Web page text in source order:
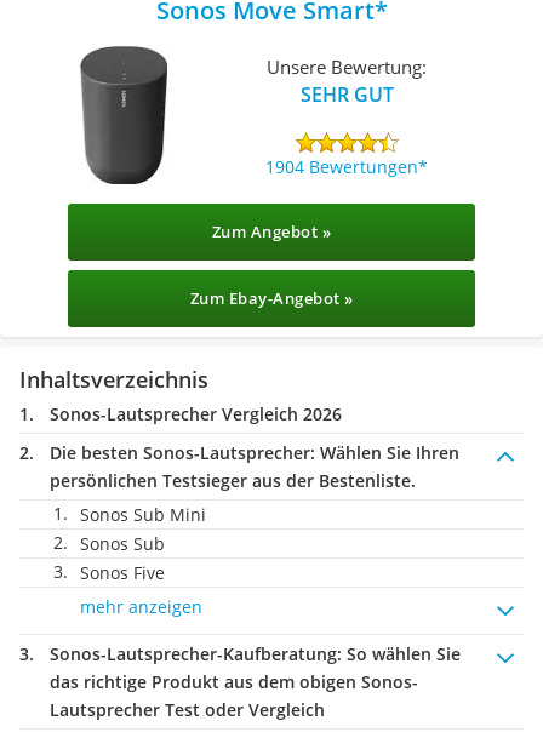
Sonos Move Smart
Unsere Bewertung:
SEHR GUT
1904 Bewertungen
Zum Angebot »
Zum Ebay-Angebot »
Inhaltsverzeichnis
Sonos-Lautsprecher Vergleich 2026
Die besten Sonos-Lautsprecher: Wählen Sie Ihren
persönlichen Testsieger aus der Bestenliste.
Sonos Sub Mini
Sonos Sub
Sonos Five
mehr anzeigen
Sonos-Lautsprecher-Kaufberatung: So wählen Sie
das richtige Produkt aus dem obigen Sonos-
Lautsprecher Test oder Vergleich